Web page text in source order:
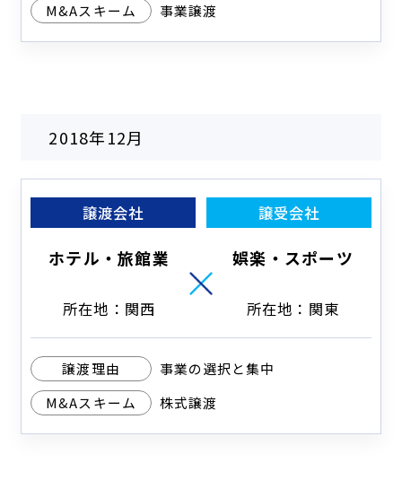
M&Aスキーム
事業譲渡
2018年12月
譲渡会社
ホテル・旅館業
所在地：関西
譲受会社
娯楽・スポーツ
所在地：関東
譲渡理由
事業の選択と集中
M&Aスキーム
株式譲渡